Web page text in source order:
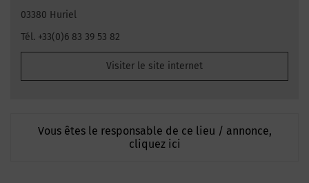
03380 Huriel
Tél. +33(0)6 83 39 53 82
Visiter le site internet
Vous êtes le responsable de ce lieu / annonce,
cliquez ici